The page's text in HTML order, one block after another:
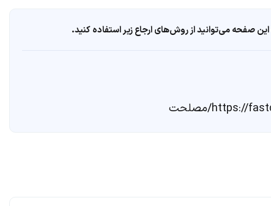
صفحه می‌توانید از روش‌های ارجاع زیر استفاده کنید.